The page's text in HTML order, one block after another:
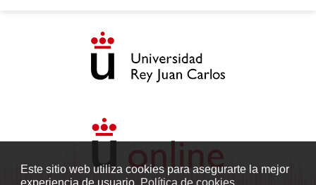
Este sitio web utiliza cookies para asegurarte la mejor
experiencia de usuario. Política de cookies